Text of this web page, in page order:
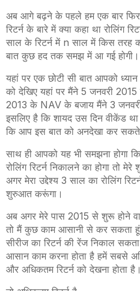
अब आगे बढ़ने के पहले हम एक बार
रिटर्न के बारे में क्या कहा था रोलिंग
साल के रिटर्न में n साल में किस
बात कुछ हद तक समझ में आ गई होगी।
यहां पर एक छोटी सी बात आपको
को देखिए यहां पर मैंने 5 जनवरी
2013 के NAV के बजाय मैंने 3
इसलिए है कि शायद उस दिन वीकेंड
कि आप इस बात को अनदेखा कर
साथ ही आपको यह भी समझना होगा
रोलिंग रिटर्न निकालने का होगा तो
अगर मेरा उद्देश्य 3 साल का रोलिंग
शुरुआत करूंगा।
अब अगर मेरे पास 2015 से शुरू होने
तो मैं कुछ काम आसानी से कर सकता
सीरीज का रिटर्न की रेंज निकाल
आसान काम करना होता है हमें सबसे
और अधिकतम रिटर्न को देखना होता है।